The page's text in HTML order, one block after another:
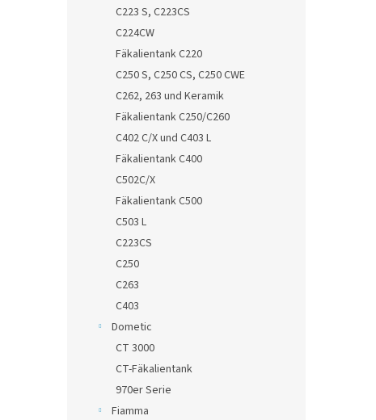
C223 S, C223CS
C224CW
Fäkalientank C220
C250 S, C250 CS, C250 CWE
C262, 263 und Keramik
Fäkalientank C250/C260
C402 C/X und C403 L
Fäkalientank C400
C502C/X
Fäkalientank C500
C503 L
C223CS
C250
C263
C403
Dometic
CT 3000
CT-Fäkalientank
970er Serie
Fiamma